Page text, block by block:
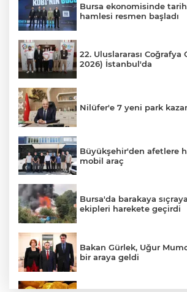
Bursa ekonomisinde
hamlesi resmen başladı
22. Uluslararası Coğrafya
2026) İstanbul'da
Nilüfer'e 7 yeni park
Büyükşehir'den afetlere
mobil araç
Bursa'da barakaya
ekipleri harekete geçirdi
Bakan Gürlek, Uğur
bir araya geldi